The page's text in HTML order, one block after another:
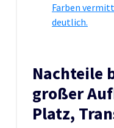
Farben
deutlich.
Nachteile
großer
Platz,